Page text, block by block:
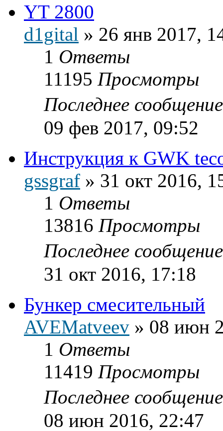
YT 2800
d1gital » 26 янв 2017,
1 Ответы
11195 Просмотры
Последнее
09 фев 2017, 09:52
Инструкция к GWK
gssgraf » 31 окт 2016,
1 Ответы
13816 Просмотры
Последнее
31 окт 2016, 17:18
Бункер смесительный
AVEMatveev » 08 июн
1 Ответы
11419 Просмотры
Последнее
08 июн 2016, 22:47